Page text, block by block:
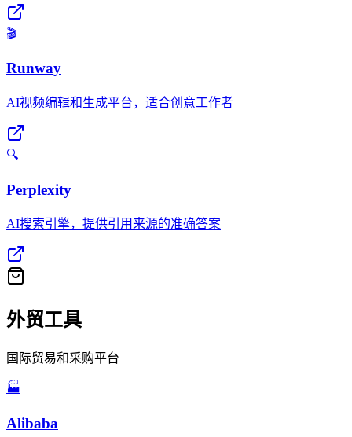
🎬
Runway
AI视频编辑和生成平台，适合创意工作者
🔍
Perplexity
AI搜索引擎，提供引用来源的准确答案
外贸工具
国际贸易和采购平台
🏭
Alibaba